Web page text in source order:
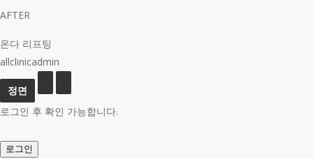
AFTER
온다 리프팅
allclinicadmin
로그인 후 확인 가능합니다.
로그인